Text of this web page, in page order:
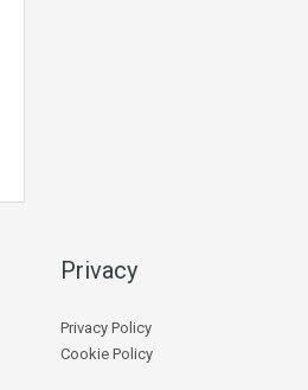
Privacy
Privacy Policy
Cookie Policy